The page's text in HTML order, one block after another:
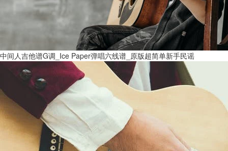
中间人吉他谱G调_Ice Paper弹唱六线谱_原版超简单新手民谣